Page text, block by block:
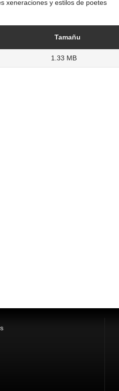
xeneraciones y estilos de poetes
Tamañu
1.33 MB